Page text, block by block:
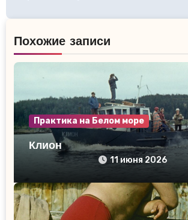
записям
Похожие записи
Практика на Белом море
Клион
11 июня 2026